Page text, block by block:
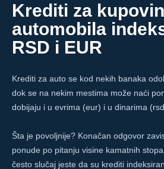
Krediti za
automobila
RSD i EUR
Krediti za auto se kod nekih banaka
dok se na nekim mestima može naći
dobijaju i u evrima (eur) i u dinarima
Šta je povoljnije? Konačan odgovor
ponude po pitanju visine kamatnih
često slučaj jeste da su krediti